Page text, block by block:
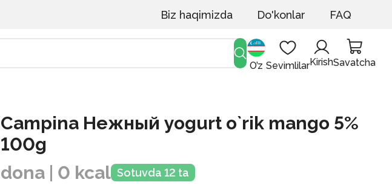
Biz haqimizda Do'konlar FAQ
O’z SevimlilarKirishSavatcha
Campina Нежный yogurt o`rik mango 5%
100g
dona | 0 kcal Sotuvda 12 ta